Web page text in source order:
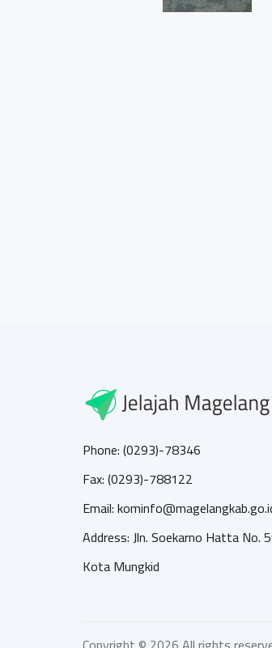
Phone: (0293)-78346
Fax: (0293)-788122
Email:
Address: Jln. Soekarno Hatta No.
Kota Mungkid